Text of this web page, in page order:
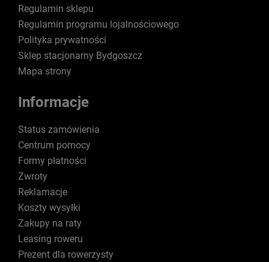
Regulamin sklepu
Regulamin programu lojalnościowego
Polityka prywatności
Sklep stacjonarny Bydgoszcz
Mapa strony
Informacje
Status zamówienia
Centrum pomocy
Formy płatności
Zwroty
Reklamacje
Koszty wysyłki
Zakupy na raty
Leasing roweru
Prezent dla rowerzysty